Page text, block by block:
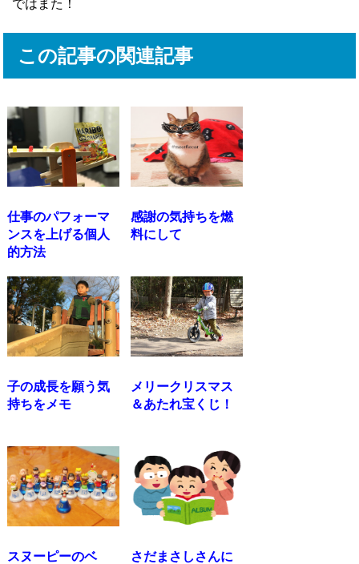
ではまた！
この記事の関連記事
仕事のパフォーマ
ンスを上げる個人
的方法
感謝の気持ちを燃
料にして
子の成長を願う気
持ちをメモ
メリークリスマス
＆あたれ宝くじ！
スヌーピーのベ
さだまさしさんに